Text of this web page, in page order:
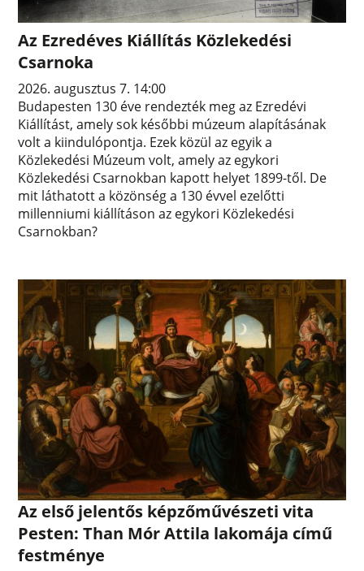
Az Ezredéves Kiállítás Közlekedési
Csarnoka
2026. augusztus 7. 14:00
Budapesten 130 éve rendezték meg az Ezredévi
Kiállítást, amely sok későbbi múzeum alapításának
volt a kiindulópontja. Ezek közül az egyik a
Közlekedési Múzeum volt, amely az egykori
Közlekedési Csarnokban kapott helyet 1899-től. De
mit láthatott a közönség a 130 évvel ezelőtti
millenniumi kiállításon az egykori Közlekedési
Csarnokban?
Az első jelentős képzőművészeti vita
Pesten: Than Mór Attila lakomája című
festménye